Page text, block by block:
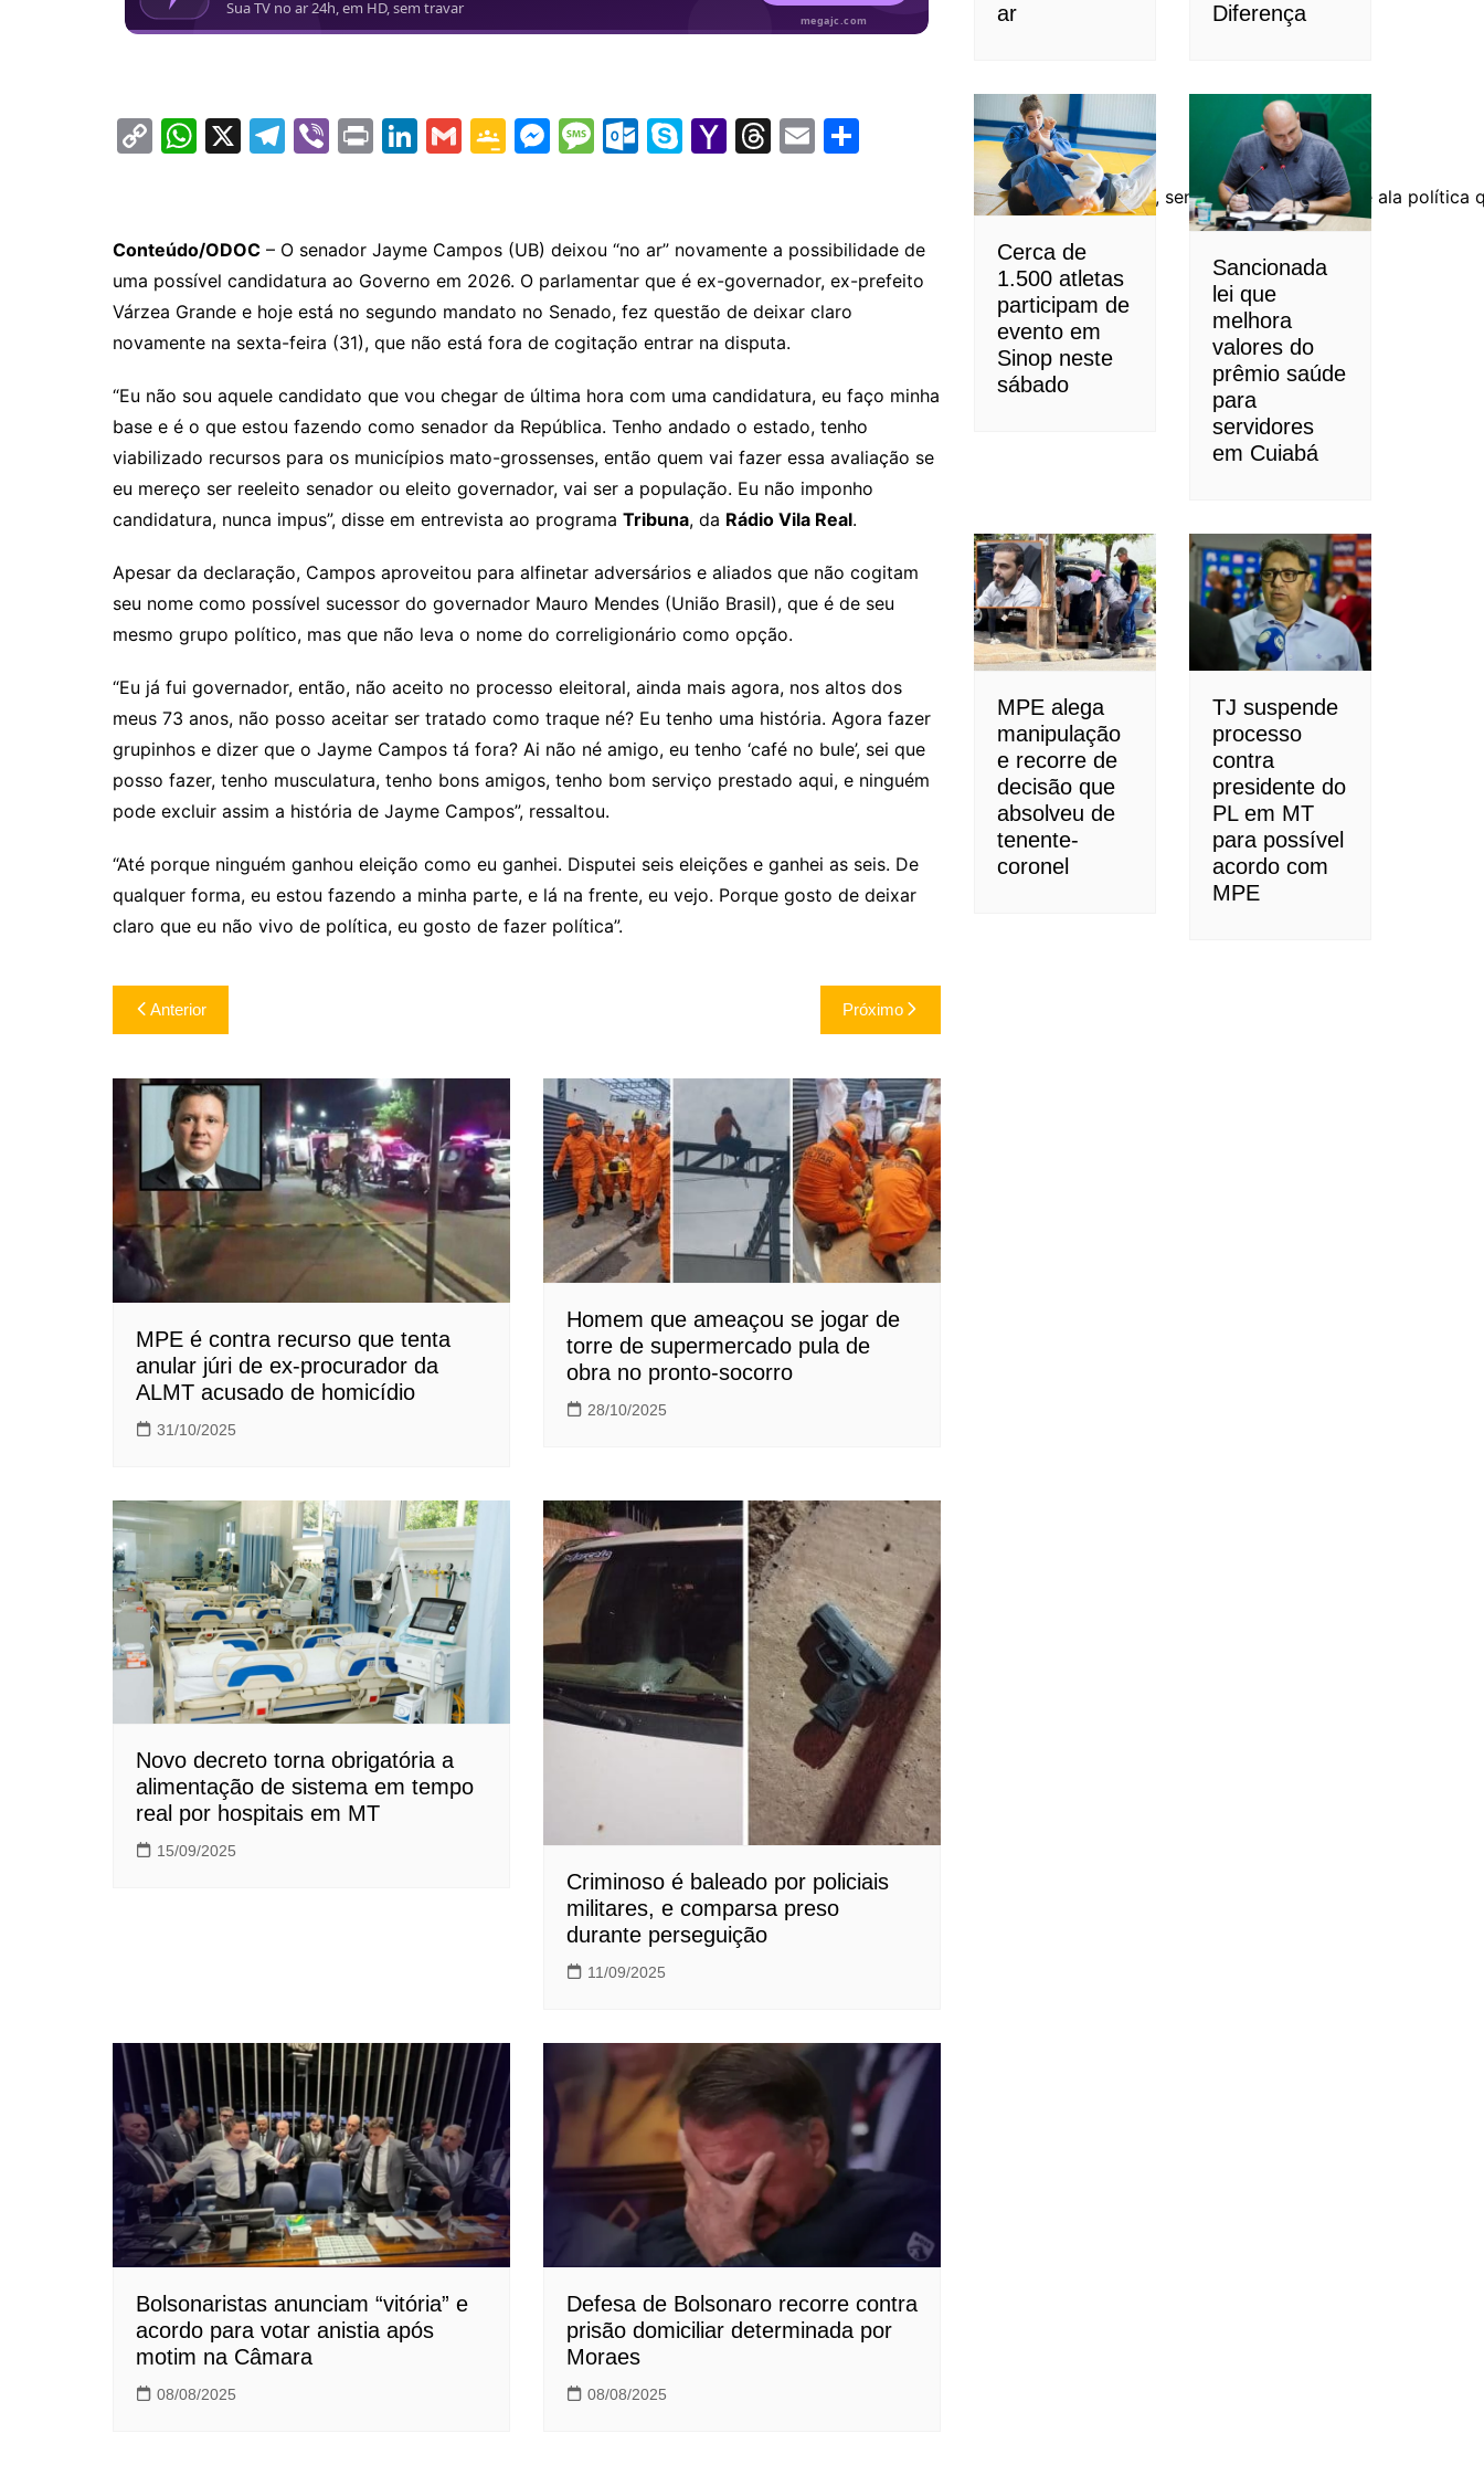
C
y
Li
n
k
W
s
A
p
p
X
T
gr
a
m
Vi Pr Li
e
dI
n
G
l
G
gl
e
Cl
a
s
sr
o
o
m
M
s
e
n
g
er
M
s
a
g
e
O
o
k.
c
o
m
S
p
e
Y
o
o
M
ai
l
T
a
d
s
E
l
e
Sem citar nomes, senador disse que existe ala
Conteúdo/ODOC – O senador Jayme Campos (UB) deixou “no ar” novamente a possibilidade de
uma possível candidatura ao Governo em 2026. O parlamentar que é ex-governador, ex-prefeito
Várzea Grande e hoje está no segundo mandato no Senado, fez questão de deixar claro
novamente na sexta-feira (31), que não está fora de cogitação entrar na disputa.
“Eu não sou aquele candidato que vou chegar de última hora com uma candidatura, eu faço minha
base e é o que estou fazendo como senador da República. Tenho andado o estado, tenho
viabilizado recursos para os municípios mato-grossenses, então quem vai fazer essa avaliação se
eu mereço ser reeleito senador ou eleito governador, vai ser a população. Eu não imponho
candidatura, nunca impus”, disse em entrevista ao programa Tribuna, da Rádio Vila Real.
Apesar da declaração, Campos aproveitou para alfinetar adversários e aliados que não cogitam
seu nome como possível sucessor do governador Mauro Mendes (União Brasil), que é de seu
mesmo grupo político, mas que não leva o nome do correligionário como opção.
“Eu já fui governador, então, não aceito no processo eleitoral, ainda mais agora, nos altos dos
meus 73 anos, não posso aceitar ser tratado como traque né? Eu tenho uma história. Agora fazer
grupinhos e dizer que o Jayme Campos tá fora? Ai não né amigo, eu tenho ‘café no bule’, sei que
posso fazer, tenho musculatura, tenho bons amigos, tenho bom serviço prestado aqui, e ninguém
pode excluir assim a história de Jayme Campos”, ressaltou.
“Até porque ninguém ganhou eleição como eu ganhei. Disputei seis eleições e ganhei as seis. De
qualquer forma, eu estou fazendo a minha parte, e lá na frente, eu vejo. Porque gosto de deixar
claro que eu não vivo de política, eu gosto de fazer política”.
Navegação
de
Post
Anterior Próximo
MPE é contra recurso que tenta
anular júri de ex-procurador da
ALMT acusado de homicídio
31/10/2025
Homem que ameaçou se jogar de
torre de supermercado pula de
obra no pronto-socorro
28/10/2025
Novo decreto torna obrigatória a
alimentação de sistema em tempo
real por hospitais em MT
15/09/2025
Criminoso é baleado por policiais
militares, e comparsa preso
durante perseguição
11/09/2025
Bolsonaristas anunciam “vitória” e
acordo para votar anistia após
motim na Câmara
08/08/2025
Defesa de Bolsonaro recorre contra
prisão domiciliar determinada por
Moraes
08/08/2025
ar Diferença
Cerca de
1.500 atletas
participam de
evento em
Sinop neste
sábado
Sancionada
lei que
melhora
valores do
prêmio saúde
para
servidores
em Cuiabá
MPE alega
manipulação
e recorre de
decisão que
absolveu de
tenente-
coronel
TJ suspende
processo
contra
presidente do
PL em MT
para possível
acordo com
MPE